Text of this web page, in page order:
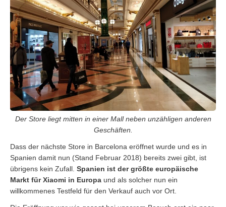
Der Store liegt mitten in einer Mall neben unzähligen anderen
Geschäften.
Dass der nächste Store in Barcelona eröffnet wurde und es in
Spanien damit nun (Stand Februar 2018) bereits zwei gibt, ist
übrigens kein Zufall. Spanien ist der größte europäische
Markt für Xiaomi in Europa und als solcher nun ein
willkommenes Testfeld für den Verkauf auch vor Ort.